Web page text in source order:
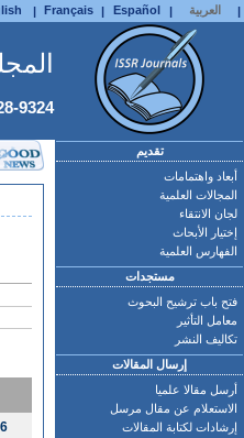
| Français | Español | العربية |
9324
تقديم
أبعاد واهتمامات
المجالات العلمية
لجان الانتقاء
إختيار الأبحاث
الفهارس العلمية
مستجدات
فتح باب ترشيح البحوث
معامل التأثير
تكاليف النشر
إرسال المقالات
أرسل مقالا علميا
الاستعلام عن مقال مرسل
إرشادات لكتابة المقالات